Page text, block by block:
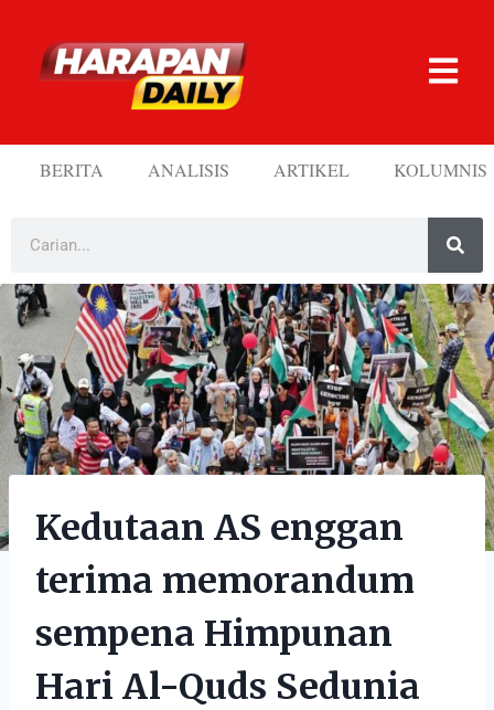
BERITA ANALISIS ARTIKEL KOLUMNIS
Kedutaan AS enggan
terima memorandum
sempena Himpunan
Hari Al-Quds Sedunia